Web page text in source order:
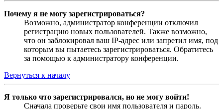
Почему я не могу зарегистрироваться?
Возможно, администратор конференции отключил
регистрацию новых пользователей. Также возможно,
что он заблокировал ваш IP-адрес или запретил имя, под
которым вы пытаетесь зарегистрироваться. Обратитесь
за помощью к администратору конференции.
Вернуться к началу
Я только что зарегистрировался, но не могу войти!
Сначала проверьте свои имя пользователя и пароль.